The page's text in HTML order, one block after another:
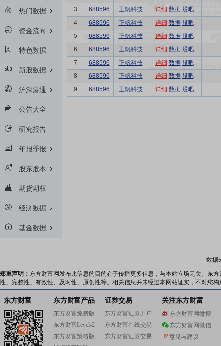
热门数据
资金流向
特色数据
新股数据
沪深港通
公告大全
研究报告
年报季报
股东股本
期货期权
经济数据
基金数据
3
688596 正帆科技 详细 数据 股吧
4
688596 正帆科技 详细 数据 股吧
5
688596 正帆科技 详细 数据 股吧
6
688596 正帆科技 详细 数据 股吧
7
688596 正帆科技 详细 数据 股吧
8
688596 正帆科技 详细 数据 股吧
9
688596 正帆科技 详细 数据 股吧
数据
郑重声明： 东方财富网发布此信息的目的在于传播更多信息，与本站立场无关。东
性、完整性、有效性、及时性、原创性等。相关信息并未经过本网站证实，不对您
东方财富 东方财富产品
东方财富免费版
东方财富Level-2
东方财富策略版
证券交易
东方财富证券开户
东方财富在线交易
东方财富证券交易
关注东方财富
东方财富网微博
东方财富网微信
意见与建议